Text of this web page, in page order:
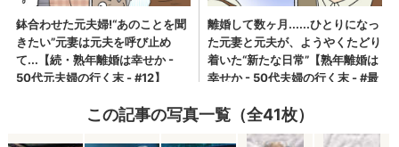
この記事の写真一覧（全41枚）